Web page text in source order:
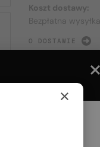
Koszt dostawy:
Bezpłatna wysyłka
O DOSTAWIE
×